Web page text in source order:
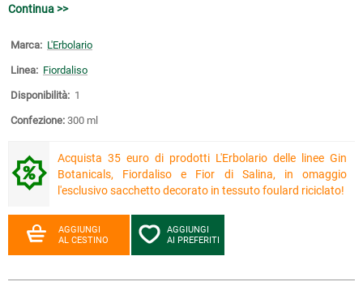
Continua >>
Marca: L'Erbolario
Linea: Fiordaliso
Disponibilità: 1
Confezione: 300 ml
Acquista 35 euro di prodotti L'Erbolario delle linee Gin
Botanicals, Fiordaliso e Fior di Salina, in omaggio
l'esclusivo sacchetto decorato in tessuto foulard riciclato!
AGGIUNGI
AL CESTINO
AGGIUNGI
AI PREFERITI